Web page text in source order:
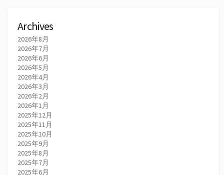
Archives
2026年8月
2026年7月
2026年6月
2026年5月
2026年4月
2026年3月
2026年2月
2026年1月
2025年12月
2025年11月
2025年10月
2025年9月
2025年8月
2025年7月
2025年6月